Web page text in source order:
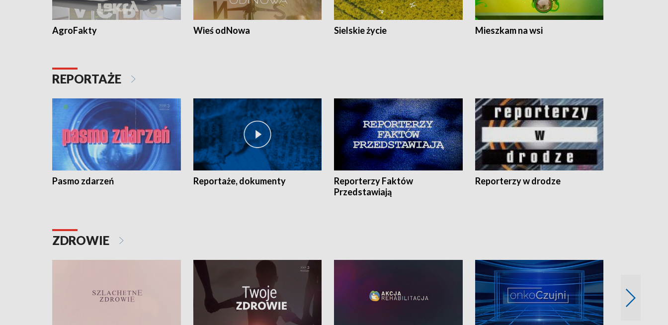
AgroFakty Wieś odNowa Sielskie życie Mieszkam na wsi
REPORTAŻE
Pasmo zdarzeń Reportaże, dokumenty
Reporterzy Faktów
Przedstawiają
Reporterzy w drodze
ZDROWIE